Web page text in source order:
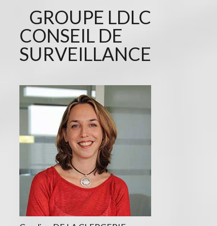
GROUPE LDLC
CONSEIL DE
SURVEILLANCE